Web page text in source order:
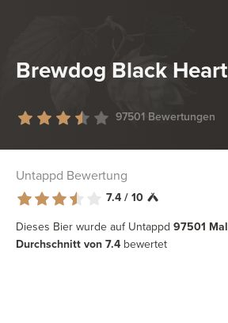
Brewdog Black Heart
97501 Bewertungen
Untappd Bewertung
7.4 / 10
Dieses Bier wurde auf Untappd 97501 Mal
Durchschnitt von 7.4 bewertet